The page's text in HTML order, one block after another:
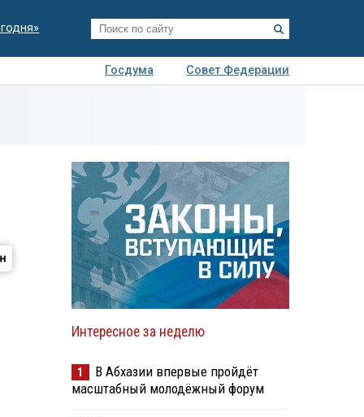
Госдума
Совет Федерации
Интересное за неделю
1
В Абхазии впервые пройдёт
масштабный молодёжный форум